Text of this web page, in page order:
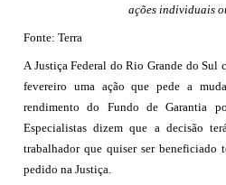
ações individuais
Fonte: Terra
A Justiça Federal do Rio Grande do Sul
fevereiro uma ação que pede a
rendimento do Fundo de Garantia
Especialistas dizem que a decisão
trabalhador que quiser ser beneficiado
pedido na Justiça.